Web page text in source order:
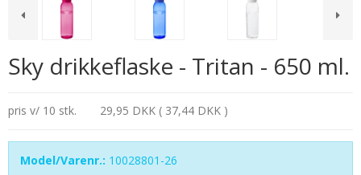
Sky drikkeflaske - Tritan - 650 ml.
pris v/ 10 stk. 29,95 DKK ( 37,44 DKK )
Model/Varenr.: 10028801-26